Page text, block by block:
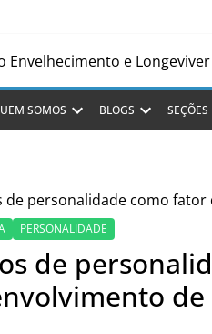
SOMOS BLOGS SEÇÕES
PERSONALIDADE
de